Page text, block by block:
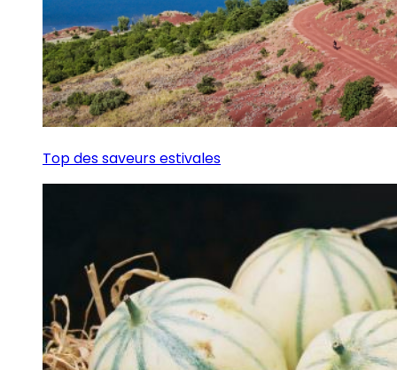
Top des saveurs estivales